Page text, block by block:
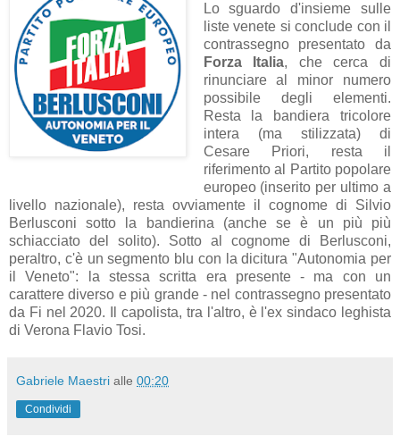
Lo sguardo d'insieme sulle
liste venete si conclude con il
contrassegno presentato da
Forza Italia, che cerca di
rinunciare al minor numero
possibile degli elementi.
Resta la bandiera tricolore
intera (ma stilizzata) di
Cesare Priori, resta il
riferimento al Partito popolare
europeo (inserito per ultimo a
livello nazionale), resta ovviamente il cognome di Silvio
Berlusconi sotto la bandierina (anche se è un più più
schiacciato del solito). Sotto al cognome di Berlusconi,
peraltro, c'è un segmento blu con la dicitura "Autonomia per
il Veneto": la stessa scritta era presente - ma con un
carattere diverso e più grande - nel contrassegno presentato
da Fi nel 2020. Il capolista, tra l'altro, è l'ex sindaco leghista
di Verona Flavio Tosi.
Gabriele Maestri alle 00:20
Condividi